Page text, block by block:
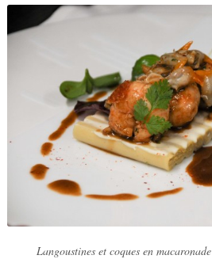
Langoustines et coques en macaronade